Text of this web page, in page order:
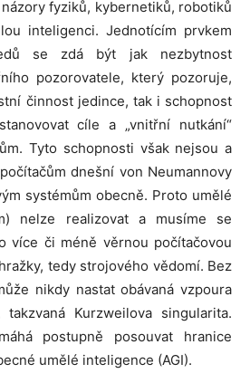
fyziků, kybernetiků, robotiků
inteligenci. Jednotícím prvkem
se zdá být jak nezbytnost
pozorovatele, který pozoruje,
činnost jedince, tak i schopnost
cíle a „vnitřní nutkání“
Tyto schopnosti však nejsou a
dnešní von Neumannovy
systémům obecně. Proto umělé
nelze realizovat a musíme se
více či méně věrnou počítačovou
tedy strojového vědomí. Bez
nikdy nastat obávaná vzpoura
Kurzweilova singularita.
postupně posouvat hranice
umělé inteligence (AGI).